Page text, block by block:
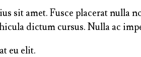
sit amet. Fusce placerat nulla
dictum cursus. Nulla ac
eu elit.